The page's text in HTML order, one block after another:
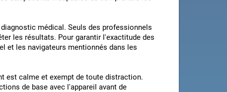
médical. Seuls des professionnels
les résultats. Pour garantir l'exactitude des
et les navigateurs mentionnés dans les
est calme et exempt de toute distraction.
de base avec l'appareil avant de